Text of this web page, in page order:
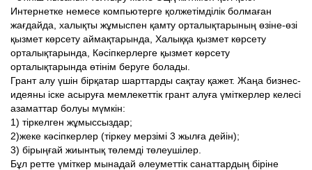
Интернетке немесе компьютерге қолжетімділік болмаған
жағдайда, халықты жұмыспен қамту орталықтарының өзіне-өзі
қызмет көрсету аймақтарында, Халыққа қызмет көрсету
орталықтарында, Кәсіпкерлерге қызмет көрсету
орталықтарында өтінім беруге болады.
Грант алу үшін бірқатар шарттарды сақтау қажет. Жаңа бизнес-
идеяны іске асыруға мемлекеттік грант алуға үміткерлер келесі
азаматтар болуы мүмкін:
1) тіркелген жұмыссыздар;
2)жеке кәсіпкерлер (тіркеу мерзімі 3 жылға дейін);
3) бірыңғай жиынтық төлемді төлеушілер.
Бұл ретте үміткер мынадай әлеуметтік санаттардың біріне